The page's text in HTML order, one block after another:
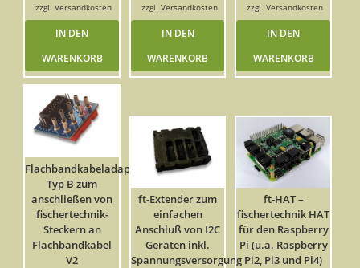
zzgl.Versandkosten
IN DEN
WARENKORB
zzgl. Versandkosten
IN DEN
WARENKORB
zzgl.Versandkosten
IN DEN
WARENKORB
Flachbandkabeladapter
Typ B zum
anschließen von
fischertechnik-
Steckern an
Flachbandkabel
V2
ft-Extender zum
einfachen
Anschluß von I2C
Geräten inkl.
Spannungsversorgung
ft-HAT –
fischertechnik HAT
für den Raspberry
Pi (u.a. Raspberry
Pi2, Pi3 und Pi4)